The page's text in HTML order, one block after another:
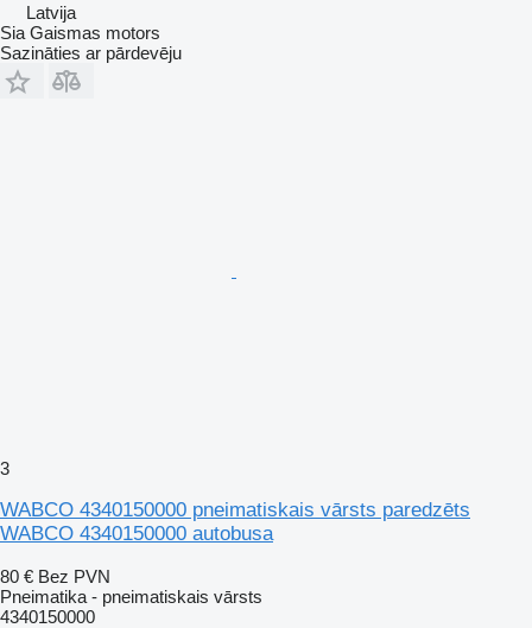
Latvija
Sia Gaismas motors
Sazināties ar pārdevēju
3
WABCO 4340150000 pneimatiskais vārsts paredzēts
WABCO 4340150000 autobusa
80 € Bez PVN
Pneimatika - pneimatiskais vārsts
4340150000